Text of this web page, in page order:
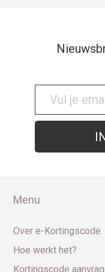
Menu
Over e-Kortingscode
Hoe werkt het?
Kortingscode